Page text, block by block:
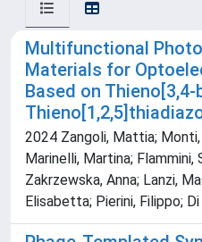
Multifunctional
Materials for
Based on
2024 Zangoli, Mattia;
Marinelli, Martina; Flammini,
Zakrzewska, Anna; Lanzi,
Elisabetta; Pierini, Filippo;